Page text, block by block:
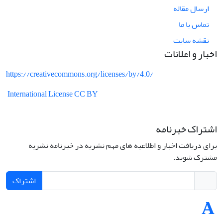
ارسال مقاله
تماس با ما
نقشه سایت
اخبار و اعلانات
https://creativecommons.org/licenses/by/4.0/
International License CC BY
اشتراک خبرنامه
برای دریافت اخبار و اطلاعیه های مهم نشریه در خبرنامه نشریه
مشترک شوید.
اشتراک